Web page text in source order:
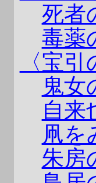
死者
毒薬
〈宝引
鬼女
自来
凧を
朱房